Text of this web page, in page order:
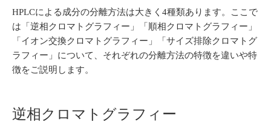
HPLCによる成分の分離方法は大きく4種類あります。ここで
は「逆相クロマトグラフィー」「順相クロマトグラフィー」
「イオン交換クロマトグラフィー」「サイズ排除クロマトグ
ラフィー」について、それぞれの分離方法の特徴を違いや特
徴をご説明します。
逆相クロマトグラフィー